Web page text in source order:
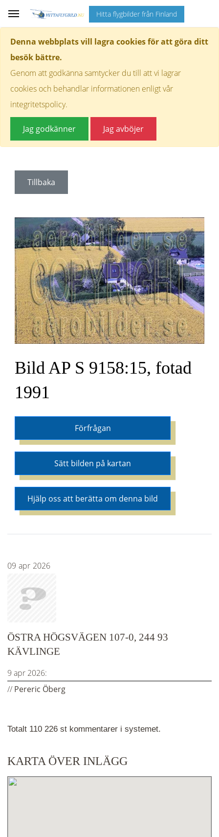
Denna webbplats vill lagra cookies för att göra ditt
besök bättre.
Genom att godkänna samtycker du till att vi lagrar
cookies och behandlar informationen enligt vår
integritetspolicy.
Jag godkänner Jag avböjer
Hitta flygbilder från Finland
Tillbaka
Bild AP S 9158:15, fotad
1991
Förfrågan
Sätt bilden på kartan
Hjälp oss att berätta om denna bild
Totalt 110 226 st kommentarer i systemet.
KARTA ÖVER INLÄGG
09 apr 2026
ÖSTRA HÖGSVÄGEN 107-0, 244 93
KÄVLINGE
9 apr 2026:
// Pereric Öberg